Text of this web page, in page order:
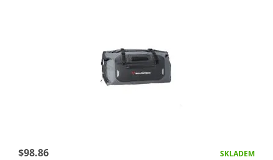
$98.86 SKLADEM